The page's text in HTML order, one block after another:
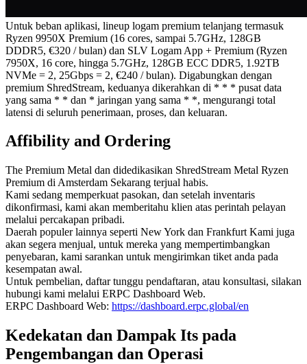
Untuk beban aplikasi, lineup logam premium telanjang termasuk
Ryzen 9950X Premium (16 cores, sampai 5.7GHz, 128GB
DDDR5, €320 / bulan) dan SLV Logam App + Premium (Ryzen
7950X, 16 core, hingga 5.7GHz, 128GB ECC DDR5, 1.92TB
NVMe = 2, 25Gbps = 2, €240 / bulan). Digabungkan dengan
premium ShredStream, keduanya dikerahkan di * * * pusat data
yang sama * * dan * jaringan yang sama * *, mengurangi total
latensi di seluruh penerimaan, proses, dan keluaran.
Affibility and Ordering
The Premium Metal dan didedikasikan ShredStream Metal Ryzen
Premium di Amsterdam Sekarang terjual habis.
Kami sedang memperkuat pasokan, dan setelah inventaris
dikonfirmasi, kami akan memberitahu klien atas perintah pelayan
melalui percakapan pribadi.
Daerah populer lainnya seperti New York dan Frankfurt Kami juga
akan segera menjual, untuk mereka yang mempertimbangkan
penyebaran, kami sarankan untuk mengirimkan tiket anda pada
kesempatan awal.
Untuk pembelian, daftar tunggu pendaftaran, atau konsultasi, silakan
hubungi kami melalui ERPC Dashboard Web.
ERPC Dashboard Web: https://dashboard.erpc.global/en
Kedekatan dan Dampak Its pada
Pengembangan dan Operasi